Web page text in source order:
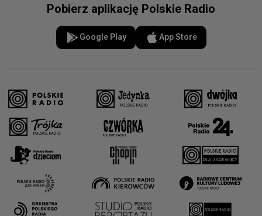
Pobierz aplikację Polskie Radio
Google Play App Store